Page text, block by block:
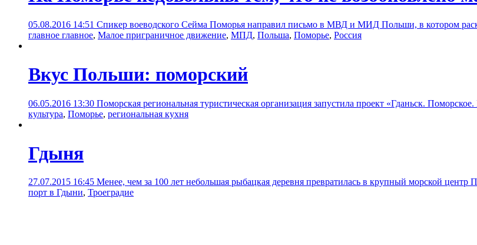
05.08.2016 14:51 Спикер воеводского Сейма Поморья направил письмо в МВД и МИД Польши, в котором
главное главное, Малое приграничное движение, МПД, Польша, Поморье, Россия
Вкус Польши: поморский
06.05.2016 13:30 Поморская региональная туристическая организация запустила проект «Гданьск.
культура, Поморье, региональная кухня
Гдыня
27.07.2015 16:45 Менее, чем за 100 лет небольшая рыбацкая деревня превратилась в крупный морской центр
порт в Гдыни, Троеградие